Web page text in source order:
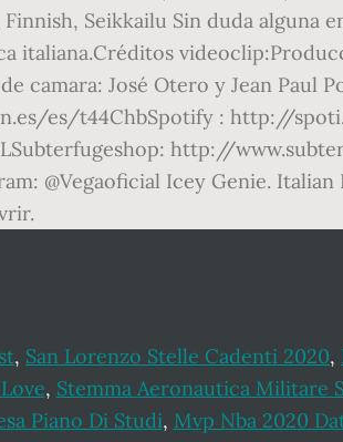
Seikkailu Sin duda alguna
italiana.Créditos
camara: José Otero y Jean Paul
es/t44ChbSpotify : http://
http://
@Vegaoficial Icey Genie.
, San Lorenzo Stelle Cadenti 2020,
, Stemma Aeronautica Militare
Piano Di Studi, Mvp Nba 2020